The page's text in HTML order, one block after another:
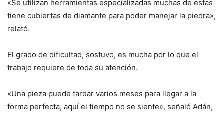
«Se utilizan herramientas especializadas muchas de estas
tiene cubiertas de diamante para poder manejar la piedra»,
relató.
El grado de dificultad, sostuvo, es mucha por lo que el
trabajo requiere de toda su atención.
«Una pieza puede tardar varios meses para llegar a la
forma perfecta, aquí el tiempo no se siente», señaló Adán,